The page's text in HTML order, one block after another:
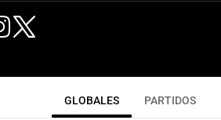
GLOBALES PARTIDOS